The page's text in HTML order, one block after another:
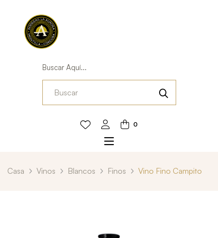
Buscar Aquí...
0
Casa Vinos Blancos Finos Vino Fino Campito